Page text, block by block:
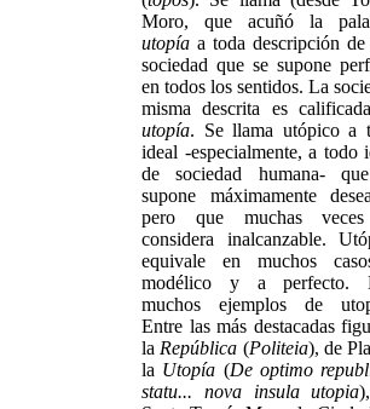
Moro, que acuñó la
utopía a toda descripción de
sociedad que se supone
en todos los sentidos. La
misma descrita es
utopía. Se llama utópico a
ideal -especialmente, a todo
de sociedad humana-
supone máximamente
pero que muchas
considera inalcanzable.
equivale en muchos
modélico y a perfecto.
muchos ejemplos de
Entre las más destacadas
la República (Politeia), de
la Utopía (De optimo
statu... nova insula utopia